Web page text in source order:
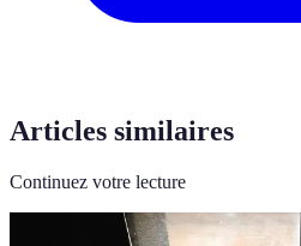
Articles similaires
Continuez votre lecture